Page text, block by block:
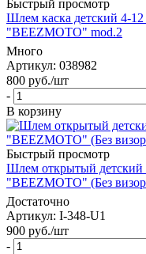
Быстрый просмотр
Шлем каска детский 4-
"BEEZMOTO" mod.2
Много
Артикул: 038982
800 руб./шт
-
В корзину
Быстрый просмотр
Шлем открытый детский
"BEEZMOTO" (Без
Достаточно
Артикул: I-348-U1
900 руб./шт
-